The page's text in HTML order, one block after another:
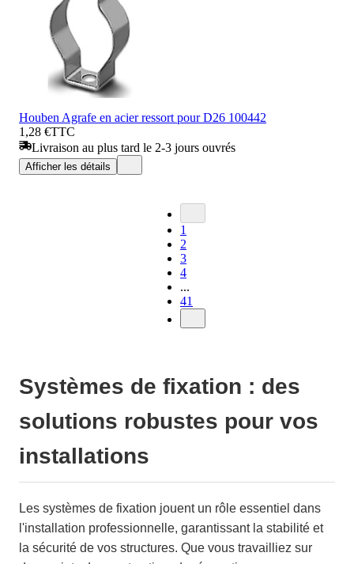
Houben Agrafe en acier ressort pour D26 100442
1,28 €TTC
Livraison au plus tard le 2-3 jours ouvrés
Afficher les détails
1
2
3
4
...
41
Systèmes de fixation : des
solutions robustes pour vos
installations
Les systèmes de fixation jouent un rôle essentiel dans
l'installation professionnelle, garantissant la stabilité et
la sécurité de vos structures. Que vous travailliez sur